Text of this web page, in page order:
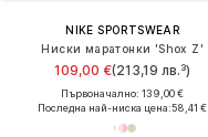
NIKE SPORTSWEAR
Ниски маратонки 'Shox Z'
109,00 €(213,19 лв.³)
Първоначално: 139,00 €
Последна най-ниска цена:58,41 €